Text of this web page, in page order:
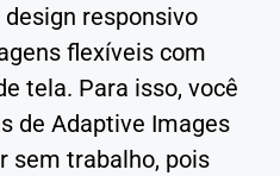
responsivo
flexíveis com
tela. Para isso, você
de Adaptive Images
sem trabalho, pois